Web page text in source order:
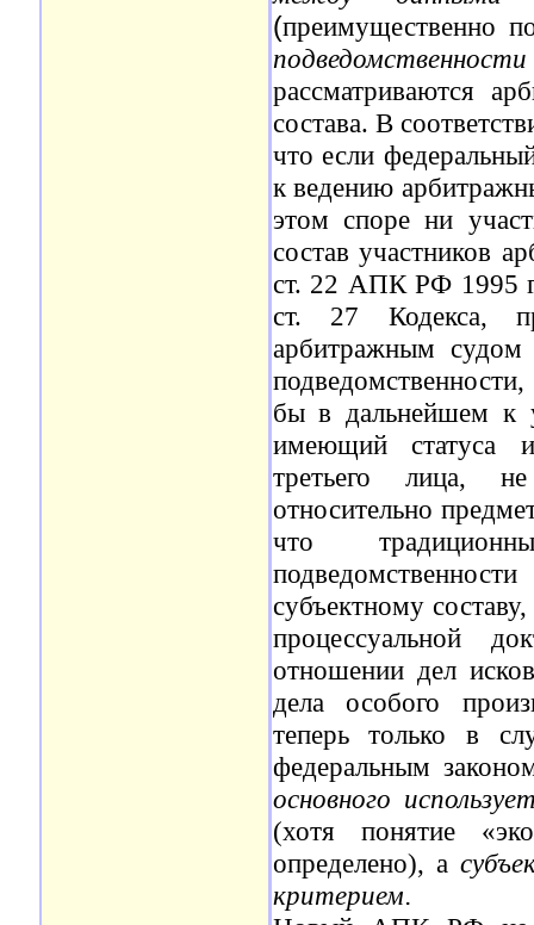
(преимущественно
рассматриваются
состава. В
что если
к ведению
этом споре ни
состав участников
ст. 22 АПК РФ 1995
ст. 27 Кодекса,
арбитражным судом
бы в дальнейшем к
имеющий статуса
третьего лица, не
относительно
что
субъектному
процессуальной
отношении дел
дела особого
теперь только в
федеральным
основного
(хотя понятие
определено), а
критерием.